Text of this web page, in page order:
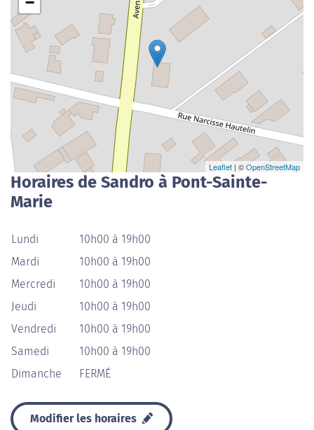
Leaflet | ©OpenStreetMap
Horaires de Sandro à Pont-Sainte-
Marie
Lundi
10h00 à 19h00
Mardi
10h00 à 19h00
Mercredi
10h00 à 19h00
Jeudi
10h00 à 19h00
Vendredi
10h00 à 19h00
Samedi
10h00 à 19h00
Dimanche
FERMÉ
Modifier les horaires